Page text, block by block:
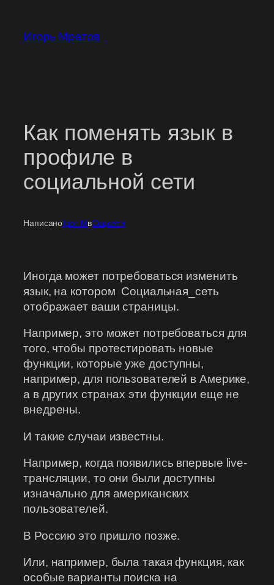
содержимому
Игорь Мратов
Как поменять язык в
профиле в
социальной сети
НаписаноIgor MвСоцсети
Иногда может потребоваться изменить
язык, на котором Социальная_сеть
отображает ваши страницы.
Например, это может потребоваться для
того, чтобы протестировать новые
функции, которые уже доступны,
например, для пользователей в Америке,
а в других странах эти функции еще не
внедрены.
И такие случаи известны.
Например, когда появились впервые live-
трансляции, то они были доступны
изначально для американских
пользователей.
В Россию это пришло позже.
Или, например, была такая функция, как
особые варианты поиска на